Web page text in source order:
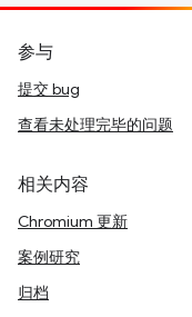
参与
提交 bug
查看未处理完毕的问题
相关内容
Chromium 更新
案例研究
归档